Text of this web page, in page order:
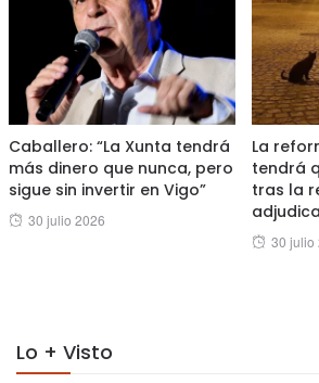
Caballero: “La Xunta tendrá
más dinero que nunca, pero
sigue sin invertir en Vigo”
Posted
30 julio 2026
La
tendrá
tras la
Posted
30 julio
Lo + Visto